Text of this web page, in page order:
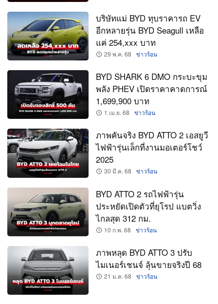
บริษัทแม่ BYD ทุบราคารถ EV
อีกหลายรุ่น BYD Seagull เหลือ
แค่ 254,xxx บาท
29 พ.ค. 68 ข่าวร้อน
BYD SHARK 6 DMO กระบะขุม
พลัง PHEV เปิดราคาคาดการณ์
1,699,900 บาท
1 เม.ย. 68 ข่าวร้อน
ภาพคันจริง BYD ATTO 2 เอสยูวี
ไฟฟ้ารุ่นเล็กที่งานมอเตอร์โชว์
2025
30 มี.ค. 68 ข่าวร้อน
BYD ATTO 2 รถไฟฟ้ารุ่น
ประหยัดเปิดตัวที่ยุโรป แบตวิ่ง
ไกลสุด 312 กม.
10 ก.พ. 68 ข่าวร้อน
ภาพหลุด BYD ATTO 3 ปรับ
ไมเนอร์เชนจ์ ลุ้นขายจริงปี 68
21 ม.ค. 68 ข่าวร้อน